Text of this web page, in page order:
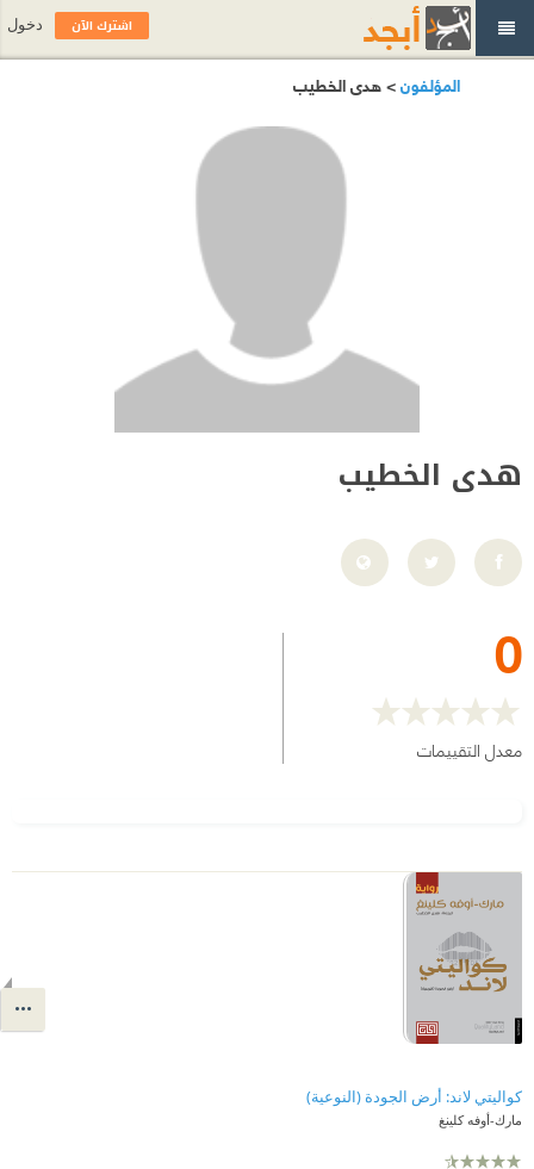
المؤلفون> هدى الخطيب
هدى الخطيب
0
معدل التقييمات
كواليتي لاند: أرض الجودة (النوعية)
مارك-أوفه كلينغ
اشترك الآن دخول